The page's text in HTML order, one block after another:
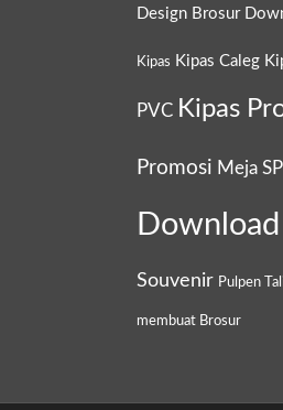
Design Brosur
Kipas Kipas Caleg
PVC Kipas
Promosi Meja
Download
Souvenir Pulpen
membuat Brosur